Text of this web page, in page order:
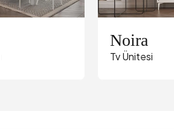
Noira
Tv Ünitesi